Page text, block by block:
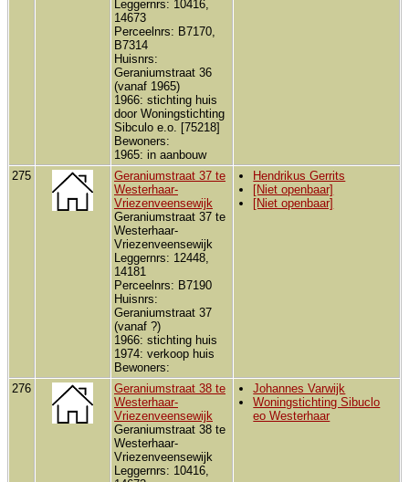
Leggernrs: 10416,
14673
Perceelnrs: B7170,
B7314
Huisnrs:
Geraniumstraat 36
(vanaf 1965)
1966: stichting huis
door Woningstichting
Sibculo e.o. [75218]
Bewoners:
1965: in aanbouw
275
Geraniumstraat 37 te
Westerhaar-
Vriezenveensewijk
Geraniumstraat 37 te
Westerhaar-
Vriezenveensewijk
Leggernrs: 12448,
14181
Perceelnrs: B7190
Huisnrs:
Geraniumstraat 37
(vanaf ?)
1966: stichting huis
1974: verkoop huis
Bewoners:
Hendrikus Gerrits
[Niet openbaar]
[Niet openbaar]
276
Geraniumstraat 38 te
Westerhaar-
Vriezenveensewijk
Geraniumstraat 38 te
Westerhaar-
Vriezenveensewijk
Leggernrs: 10416,
Johannes Varwijk
Woningstichting Sibuclo
eo Westerhaar